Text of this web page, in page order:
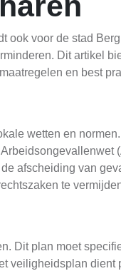
voor de stad
Dit artikel
en best
wetten en
afscheiding van
te
Dit plan moet
veiligheidsplan